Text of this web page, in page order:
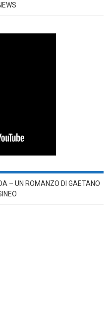
– UN ROMANZO DI GAETANO